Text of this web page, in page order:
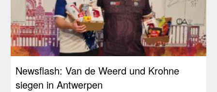
Newsflash: Van de Weerd und Krohne
siegen in Antwerpen